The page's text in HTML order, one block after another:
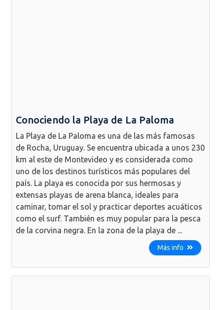
Conociendo la Playa de La Paloma
La Playa de La Paloma es una de las más famosas
de Rocha, Uruguay. Se encuentra ubicada a unos 230
km al este de Montevideo y es considerada como
uno de los destinos turísticos más populares del
país. La playa es conocida por sus hermosas y
extensas playas de arena blanca, ideales para
caminar, tomar el sol y practicar deportes acuáticos
como el surf. También es muy popular para la pesca
de la corvina negra. En la zona de la playa de ...
Más info